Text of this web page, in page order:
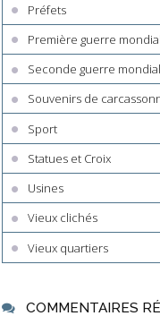
Préfets
Première guerre
Seconde guerre
Souvenirs de
Sport
Statues et Croix
Usines
Vieux clichés
Vieux quartiers
COMMENTAIRES